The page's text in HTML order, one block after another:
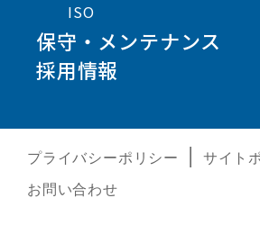
ISO
保守・メンテナンス
採用情報
プライバシーポリシー
サイト
お問い合わせ